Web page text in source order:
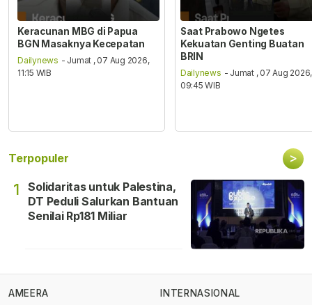
Keracunan MBG di Papua
BGN Masaknya Kecepatan
Dailynews - Jumat , 07 Aug 2026,
11:15 WIB
Saat Prabowo Ngetes
Kekuatan Genting Buatan
BRIN
Dailynews - Jumat , 07 Aug 2026,
09:45 WIB
Terpopuler >
1
Solidaritas untuk Palestina,
DT Peduli Salurkan Bantuan
Senilai Rp181 Miliar
AMEERA
INTERNASIONAL